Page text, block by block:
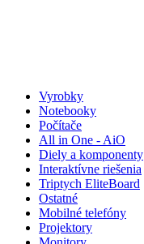
Vyrobky
Notebooky
Počítače
All in One - AiO
Diely a komponenty
Interaktívne riešenia
Triptych EliteBoard
Ostatné
Mobilné telefóny
Projektory